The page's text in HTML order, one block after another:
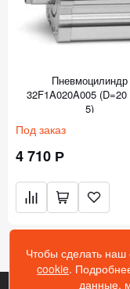
Пневмоцилиндр
32F1A020A005
5)
Под заказ
4 710 Р
Чтобы сделать наш
cookie.
данные,